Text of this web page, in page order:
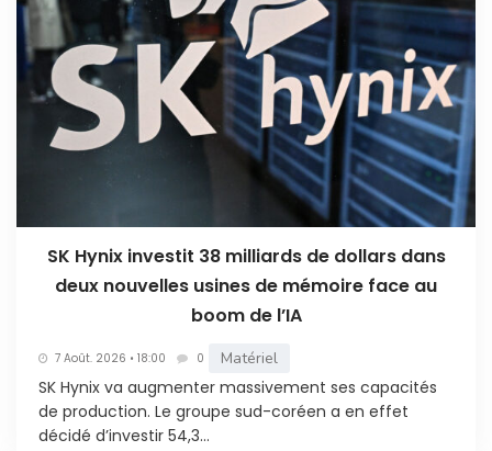
SK Hynix investit 38 milliards de dollars dans
deux nouvelles usines de mémoire face au
boom de l’IA
7 Août. 2026 • 18:00 0 Matériel
SK Hynix va augmenter massivement ses capacités
de production. Le groupe sud-coréen a en effet
décidé d’investir 54,3...